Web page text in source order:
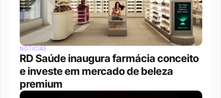
NOTÍCIAS
RD Saúde inaugura farmácia conceito
e investe em mercado de beleza
premium